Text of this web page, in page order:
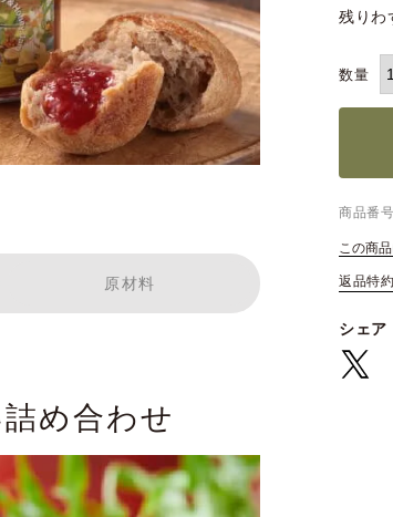
残りわ
商品番号
この商
返品特
シェア
原材料
め合わせ